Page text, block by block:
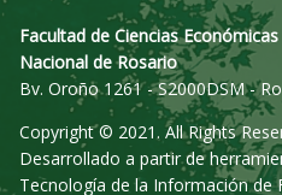
Facultad de Ciencias
Nacional de Rosario
Bv. Oroño 1261 - S2000DSM -
Copyright © 2021. All Rights
Desarrollado a partir de
Tecnología de la Información de